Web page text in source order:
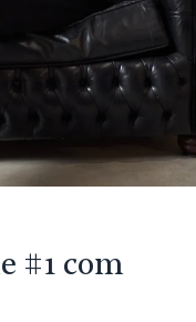
#1 com